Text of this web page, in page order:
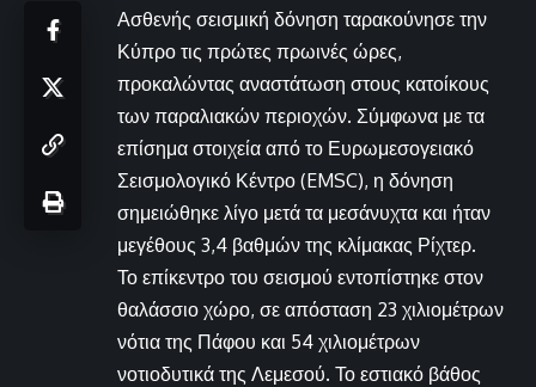
Ασθενής σεισμική δόνηση ταρακούνησε την
Κύπρο τις πρώτες πρωινές ώρες,
προκαλώντας αναστάτωση στους κατοίκους
των παραλιακών περιοχών. Σύμφωνα με τα
επίσημα στοιχεία από το Ευρωμεσογειακό
Σεισμολογικό Κέντρο (EMSC), η δόνηση
σημειώθηκε λίγο μετά τα μεσάνυχτα και ήταν
μεγέθους 3,4 βαθμών της κλίμακας Ρίχτερ.
Το επίκεντρο του σεισμού εντοπίστηκε στον
θαλάσσιο χώρο, σε απόσταση 23 χιλιομέτρων
νότια της Πάφου και 54 χιλιομέτρων
νοτιοδυτικά της Λεμεσού. Το εστιακό βάθος